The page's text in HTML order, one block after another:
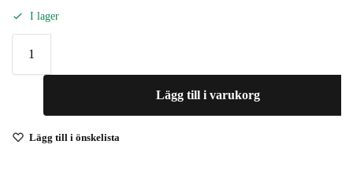
I lager
Lägg till i varukorg
Lägg till i önskelista